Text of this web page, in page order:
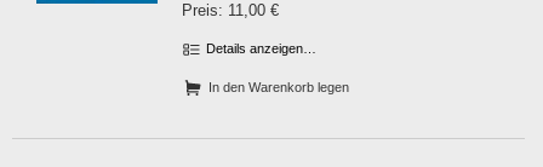
Preis: 11,00 €
Details anzeigen…
In den Warenkorb legen